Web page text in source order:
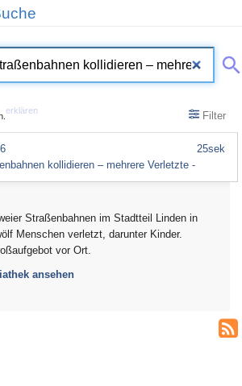
erklären Filter
25sek
kollidieren – mehrere Verletzte -
Straßenbahnen im Stadtteil Linden in
Menschen verletzt, darunter Kinder.
vor Ort.
ansehen